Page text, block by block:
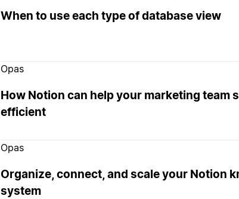
When to use each type of database view
Opas
How Notion can help your marketing team
efficient
Opas
Organize, connect, and scale your Notion
system